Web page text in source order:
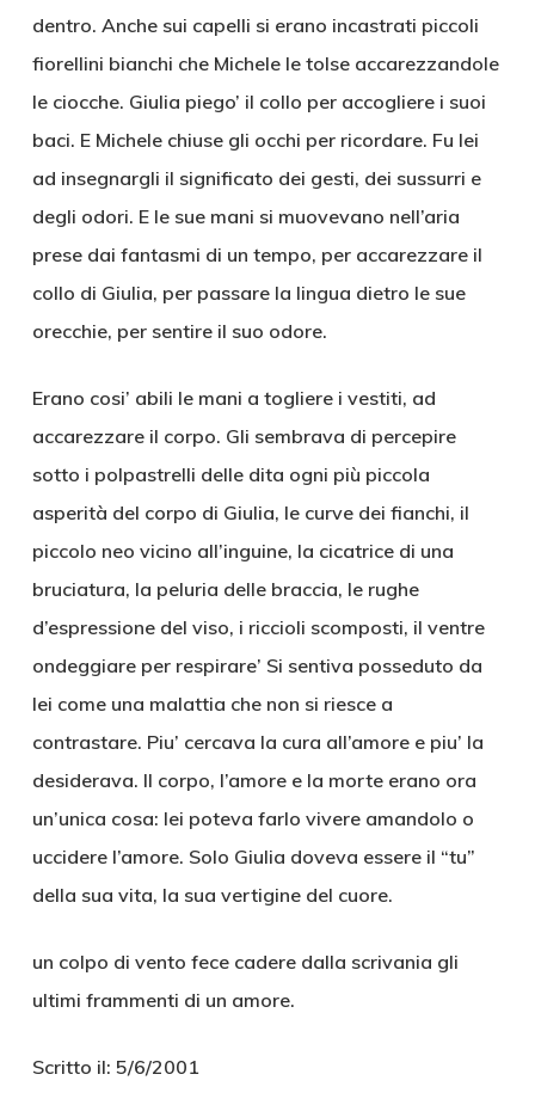
dentro. Anche sui capelli si erano incastrati piccoli
fiorellini bianchi che Michele le tolse accarezzandole
le ciocche. Giulia piego’ il collo per accogliere i suoi
baci. E Michele chiuse gli occhi per ricordare. Fu lei
ad insegnargli il significato dei gesti, dei sussurri e
degli odori. E le sue mani si muovevano nell’aria
prese dai fantasmi di un tempo, per accarezzare il
collo di Giulia, per passare la lingua dietro le sue
orecchie, per sentire il suo odore.
Erano cosi’ abili le mani a togliere i vestiti, ad
accarezzare il corpo. Gli sembrava di percepire
sotto i polpastrelli delle dita ogni più piccola
asperità del corpo di Giulia, le curve dei fianchi, il
piccolo neo vicino all’inguine, la cicatrice di una
bruciatura, la peluria delle braccia, le rughe
d’espressione del viso, i riccioli scomposti, il ventre
ondeggiare per respirare’ Si sentiva posseduto da
lei come una malattia che non si riesce a
contrastare. Piu’ cercava la cura all’amore e piu’ la
desiderava. Il corpo, l’amore e la morte erano ora
un’unica cosa: lei poteva farlo vivere amandolo o
uccidere l’amore. Solo Giulia doveva essere il “tu”
della sua vita, la sua vertigine del cuore.
un colpo di vento fece cadere dalla scrivania gli
ultimi frammenti di un amore.
Scritto il: 5/6/2001